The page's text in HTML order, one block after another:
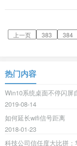
上一页 383 384
热门内容
Win10系统桌面不停闪屏
2019-08-14
如何延长wifi信号距离
2018-01-23
科技公司信任度大比拼